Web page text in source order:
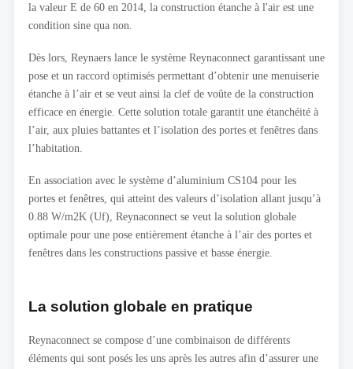
la valeur E de 60 en 2014, la construction étanche à l'air est une
condition sine qua non.
Dès lors, Reynaers lance le système Reynaconnect garantissant une
pose et un raccord optimisés permettant d’obtenir une menuiserie
étanche à l’air et se veut ainsi la clef de voûte de la construction
efficace en énergie. Cette solution totale garantit une étanchéité à
l’air, aux pluies battantes et l’isolation des portes et fenêtres dans
l’habitation.
En association avec le système d’aluminium CS104 pour les
portes et fenêtres, qui atteint des valeurs d’isolation allant jusqu’à
0.88 W/m2K (Uf), Reynaconnect se veut la solution globale
optimale pour une pose entièrement étanche à l’air des portes et
fenêtres dans les constructions passive et basse énergie.
La solution globale en pratique
Reynaconnect se compose d’une combinaison de différents
éléments qui sont posés les uns après les autres afin d’assurer une